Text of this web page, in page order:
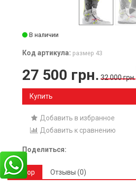
В наличии
Код артикула: размер 43
27 500 грн. 32 000 грн.
Купить
Добавить в избранное
Добавить к сравнению
Поделиться:
Обзор Отзывы (0)